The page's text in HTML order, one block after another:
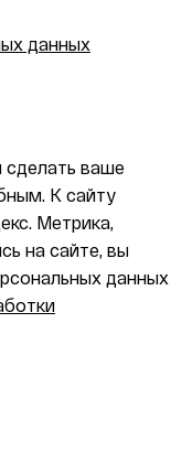
данных
сделать ваше
К cайту
Метрика,
на сайте, вы
данных